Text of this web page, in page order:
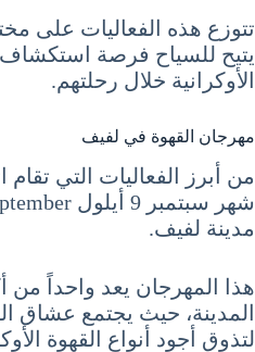
تتوزع هذه الفعاليات على
يتيح للسياح فرصة
الأوكرانية خلال رحلتهم.
مهرجان القهوة في لفيف
من أبرز الفعاليات التي تقام
مدينة لفيف.
هذا المهرجان يعد واحداً من
المدينة، حيث يجتمع عشاق
لتذوق أجود أنواع القهوة